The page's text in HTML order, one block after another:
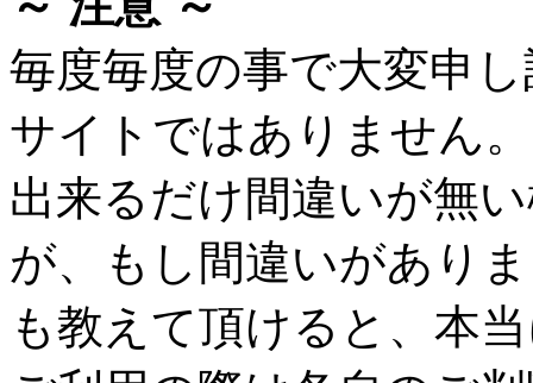
毎度毎度の事で大変申
サイトではありません。
出来るだけ間違いが無
が、もし間違いがあり
も教えて頂けると、本